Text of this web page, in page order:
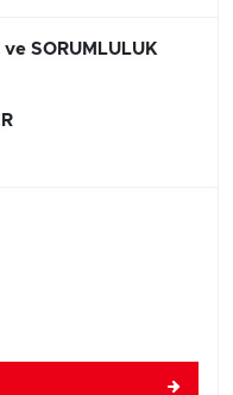
ve SORUMLULUK